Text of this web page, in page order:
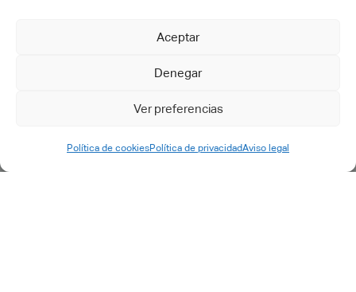
Aceptar
Denegar
Ver preferencias
Política de cookiesPolítica de privacidadAviso legal
Engenharia IT e acompanhamento